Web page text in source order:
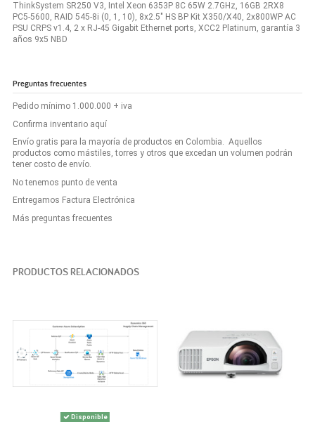
ThinkSystem SR250 V3, Intel Xeon 6353P 8C 65W 2.7GHz, 16GB 2RX8
PC5-5600, RAID 545-8i (0, 1, 10), 8x2.5" HS BP Kit X350/X40, 2x800WP AC
PSU CRPS v1.4, 2 x RJ-45 Gigabit Ethernet ports, XCC2 Platinum, garantía 3
años 9x5 NBD
Preguntas frecuentes
Pedido mínimo 1.000.000 + iva
Confirma inventario aquí
Envío gratis para la mayoría de productos en Colombia. Aquellos
productos como mástiles, torres y otros que excedan un volumen podrán
tener costo de envío.
No tenemos punto de venta
Entregamos Factura Electrónica
Más preguntas frecuentes
PRODUCTOS RELACIONADOS
Disponible